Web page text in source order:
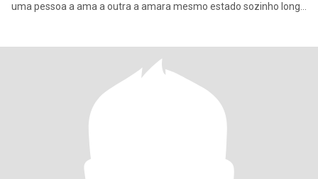
uma pessoa a ama a outra a amara mesmo estado sozinho longe